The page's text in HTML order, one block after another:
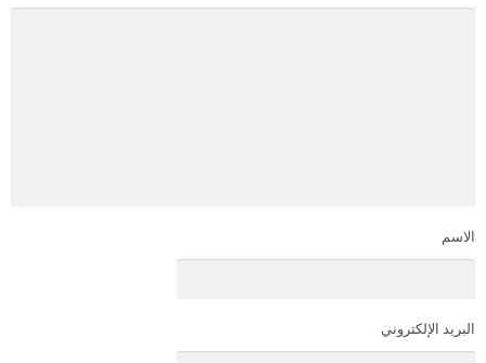
الاسم
البريد الإلكتروني